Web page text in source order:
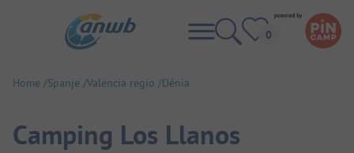
Home Spanje Valencia regio Dénia
Camping Los Llanos